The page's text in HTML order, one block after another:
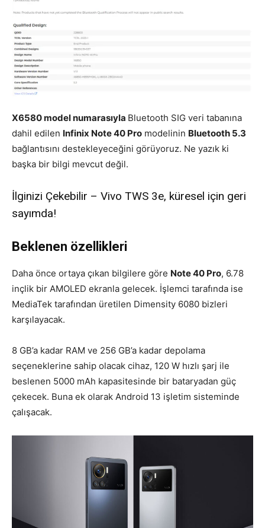
X6580 model numarasıyla Bluetooth SIG veri tabanına
dahil edilen Infinix Note 40 Pro modelinin Bluetooth 5.3
bağlantısını destekleyeceğini görüyoruz. Ne yazık ki
başka bir bilgi mevcut değil.
İlginizi Çekebilir – Vivo TWS 3e, küresel için geri
sayımda!
Beklenen özellikleri
Daha önce ortaya çıkan bilgilere göre Note 40 Pro, 6.78
inçlik bir AMOLED ekranla gelecek. İşlemci tarafında ise
MediaTek tarafından üretilen Dimensity 6080 bizleri
karşılayacak.
8 GB’a kadar RAM ve 256 GB’a kadar depolama
seçeneklerine sahip olacak cihaz, 120 W hızlı şarj ile
beslenen 5000 mAh kapasitesinde bir bataryadan güç
çekecek. Buna ek olarak Android 13 işletim sisteminde
çalışacak.